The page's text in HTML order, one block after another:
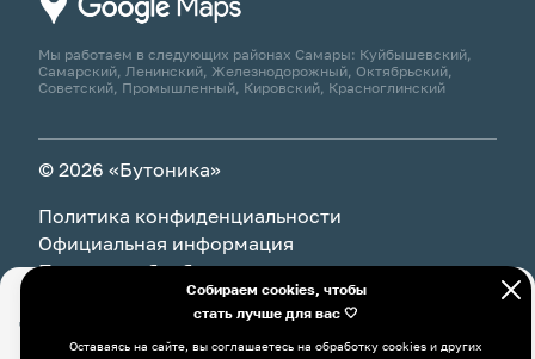
7 410 ₽
Мы работаем в следующих районах Самары: Куйбышевский,
Самарский, Ленинский, Железнодорожный, Октябрьский,
Советский, Промышленный, Кировский, Красноглинский
© 2026 «Бутоника»
Политика конфиденциальности
Официальная информация
Политика обработки персональных данных
Оставаясь на сайте, вы соглашаетесь на обработку cookies и
использованием системы Яндекс Метрика, в соответствии с
Собираем cookies, чтобы
стать лучше для вас 🤍
Оставаясь на сайте, вы соглашаетесь на обработку cookies и других